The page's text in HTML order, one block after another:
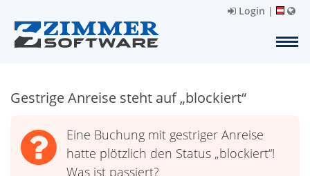
Login |
Gestrige Anreise steht auf „blockiert“
Eine Buchung mit gestriger Anreise
hatte plötzlich den Status „blockiert“!
Was ist passiert?